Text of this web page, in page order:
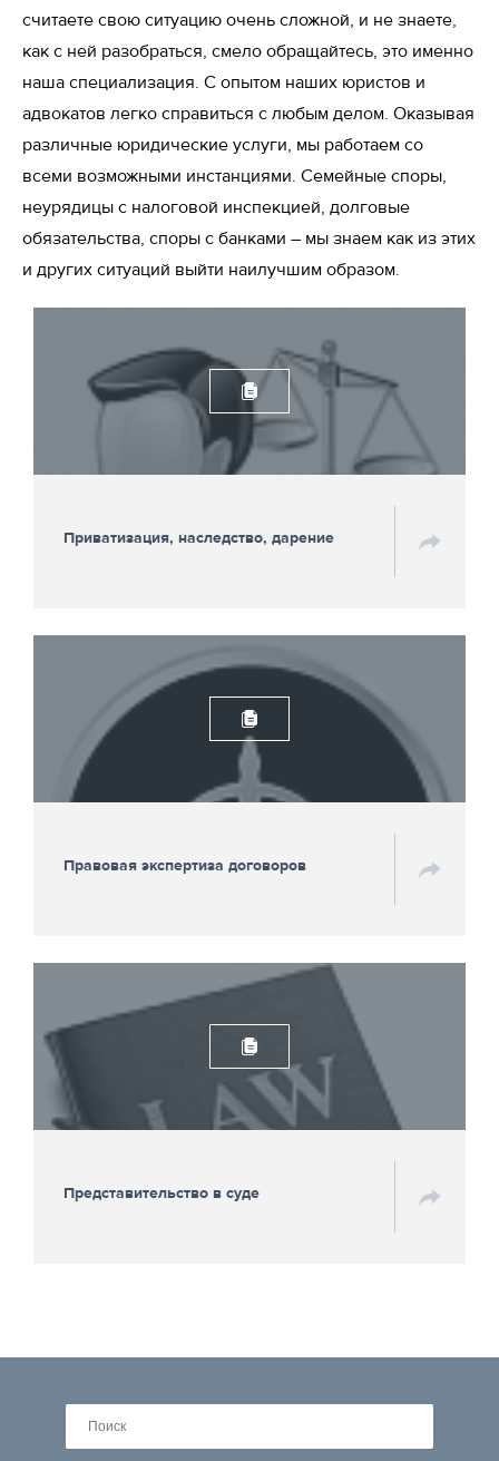
считаете свою ситуацию очень сложной, и не знаете,
как с ней разобраться, смело обращайтесь, это именно
наша специализация. С опытом наших юристов и
адвокатов легко справиться с любым делом. Оказывая
различные юридические услуги, мы работаем со
всеми возможными инстанциями. Семейные споры,
неурядицы с налоговой инспекцией, долговые
обязательства, споры с банками – мы знаем как из этих
и других ситуаций выйти наилучшим образом.
Приватизация, наследство, дарение
Правовая экспертиза договоров
Представительство в суде